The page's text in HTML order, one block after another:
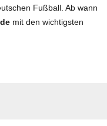
Fußball. Ab wann
mit den wichtigsten